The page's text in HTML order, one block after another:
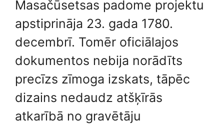
Masačūsetsas padome projektu
apstiprināja 23. gada 1780.
decembrī. Tomēr oficiālajos
dokumentos nebija norādīts
precīzs zīmoga izskats, tāpēc
dizains nedaudz atšķīrās
atkarībā no gravētāju